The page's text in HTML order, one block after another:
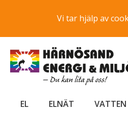
Vi tar hjälp av
EL ELNÄT VATTEN